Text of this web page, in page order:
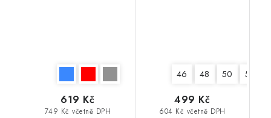
749 Kč včetně DPH
619 Kč
46 48 50 52
604 Kč včetně DPH
499 Kč